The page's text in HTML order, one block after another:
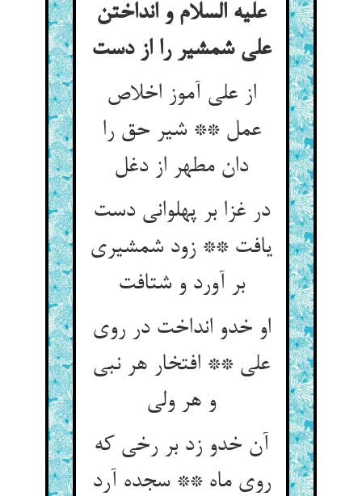
علیه السلام و انداختن
از علی آموز اخلاص
عمل ** شیر حق را
در غزا بر پهلوانی دست
یافت ** زود شمشیری
بر آورد و شتافت‌‌
او خدو انداخت در روی
علی ** افتخار هر نبی
آن خدو زد بر رخی که
روی ماه ** سجده آرد